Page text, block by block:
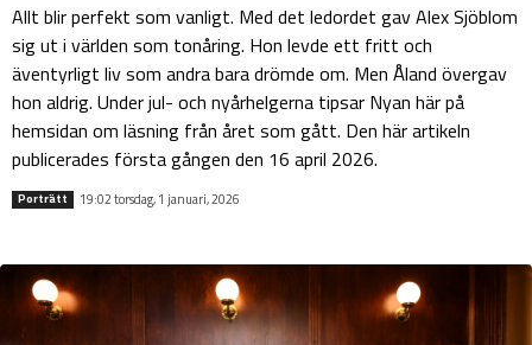
Allt blir perfekt som vanligt. Med det ledordet gav Alex Sjöblom
sig ut i världen som tonåring. Hon levde ett fritt och
äventyrligt liv som andra bara drömde om. Men Åland övergav
hon aldrig. Under jul- och nyårhelgerna tipsar Nyan här på
hemsidan om läsning från året som gått. Den här artikeln
publicerades första gången den 16 april 2026.
Porträtt 19:02 torsdag, 1 januari, 2026